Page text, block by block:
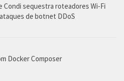
Condi sequestra roteadores Wi-Fi
de botnet DDoS
Docker Composer